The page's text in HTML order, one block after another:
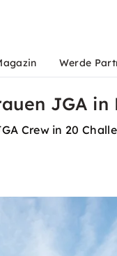
Werde
JGA in
Crew in 20